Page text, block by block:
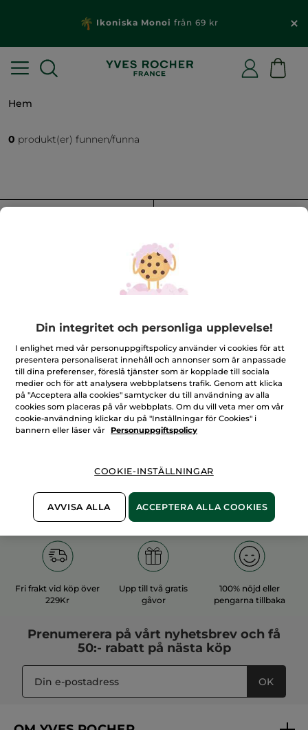
Ikoniska Monoi från 69 kr
Hem
0 produkt(er) funnen/funna
100%vegetabiliska
ingredienser
60 hektar
ekologiska odlingar
Fri frakt vid köp över
229Kr
Upp till två gratis
gåvor
100% nöjd eller
pengarna tillbaka
Prenumerera på vårt nyhetsbrev och få
50:- rabatt på nästa köp
OK
Din integritet och personliga upplevelse!
I enlighet med vår personuppgiftspolicy använder vi cookies för att
presentera personaliserat innehåll och annonser som är anpassade
till dina preferenser, föreslå tjänster som är kopplade till sociala
medier och för att analysera webbplatsens trafik. Genom att klicka
på "Acceptera alla cookies" samtycker du till användning av alla
cookies som placeras på vår webbplats. Om du vill veta mer om vår
cookie-användning klickar du på "Inställningar för Cookies" i
bannern eller läser vår
Personuppgiftspolicy
COOKIE-INSTÄLLNINGAR
AVVISA ALLA ACCEPTERA ALLA COOKIES